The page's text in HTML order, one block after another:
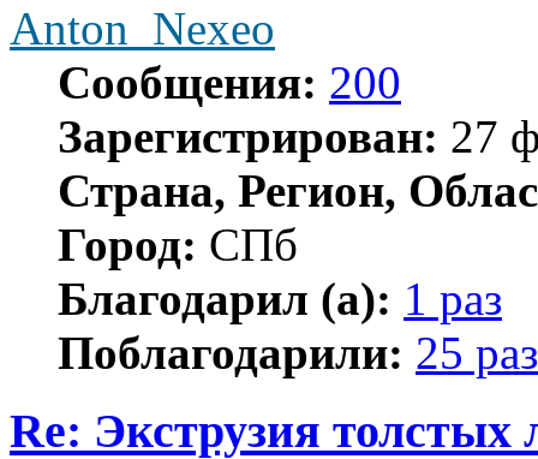
Anton_Nexeo
Сообщения: 200
Зарегистрирован: 27
Страна, Регион,
Город: СПб
Благодарил (а): 1 раз
Поблагодарили: 25 раз
Re: Экструзия